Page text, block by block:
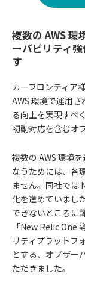
複数の AWS 環
ーバビリティ
す
カーフロンティア
AWS 環境で運用
る向上を実現すべ
初動対応を含むオ
複数の AWS 環境
なうためには、各
ません。同社では
化を進めていまし
できないところに
「New Relic One
リティプラットフ
とする、オブザー
ただきました。